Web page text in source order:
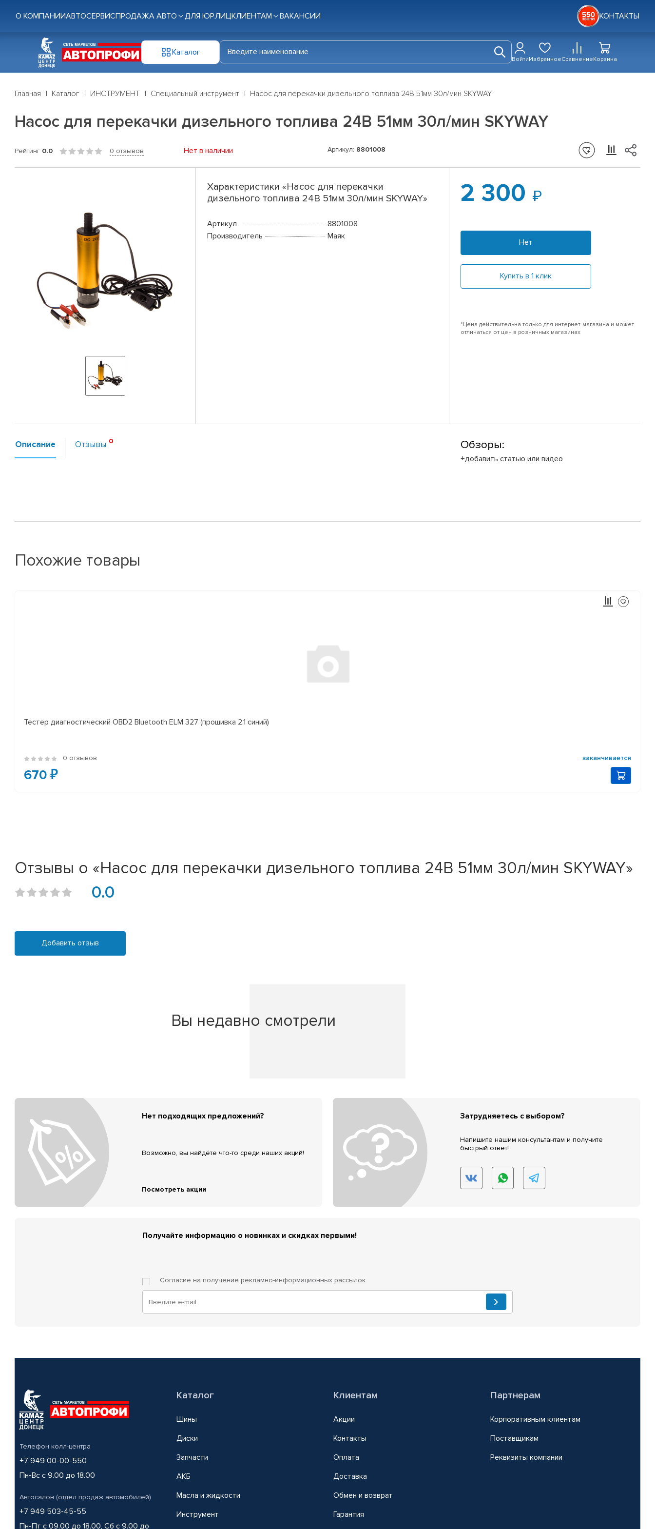
О КОМПАНИИАВТОСЕРВИСПРОДАЖА АВТО ДЛЯ ЮР.ЛИЦКЛИЕНТАМ ВАКАНСИИ КОНТАКТЫ
Каталог
ВойтиИзбранноеСравнениеКорзина
Главная Каталог ИНСТРУМЕНТ Специальный инструмент Насос для перекачки дизельного топлива 24В 51мм 30л/мин SKYWAY
Насос для перекачки дизельного топлива 24В 51мм 30л/мин SKYWAY
Рейтинг 0.0 0 отзывов Нет в наличии Артикул: 8801008
Характеристики «Насос для перекачки
дизельного топлива 24В 51мм 30л/мин SKYWAY»
Артикул
8801008
Производитель
Маяк
2 300
Нет
Купить в 1 клик
*Цена действительна только для интернет-магазина и может
отличаться от цен в розничных магазинах
Описание Отзывы Обзоры:
+добавить статью или видео
Похожие товары
Тестер диагностический OBD2 Bluetooth ELM 327 (прошивка 2.1 синий)
0 отзывов заканчивается
670 ₽
Отзывы о «Насос для перекачки дизельного топлива 24В 51мм 30л/мин SKYWAY»
0.0
Добавить отзыв
Вы недавно смотрели
Нет подходящих предложений?
Возможно, вы найдёте что-то среди наших акций!
Посмотреть акции
Затрудняетесь с выбором?
Напишите нашим консультантам и получите
быстрый ответ!
Получайте информацию о новинках и скидках первыми!
Согласие на получение рекламно-информационных рассылок
Телефон колл-центра
+7 949 00-00-550
Пн-Вс с 9.00 до 18.00
Автосалон (отдел продаж автомобилей)
+7 949 503-45-55
Пн-Пт с 09.00 до 18.00, Сб с 9.00 до
Каталог
Шины
Диски
Запчасти
АКБ
Масла и жидкости
Инструмент
Клиентам
Акции
Контакты
Оплата
Доставка
Обмен и возврат
Гарантия
Партнерам
Корпоративным клиентам
Поставщикам
Реквизиты компании